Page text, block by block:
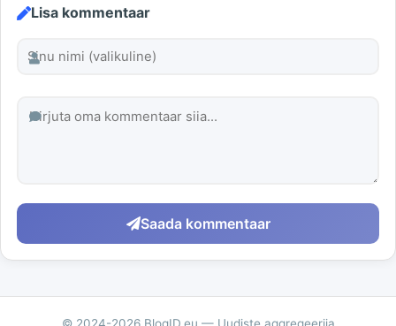
Lisa kommentaar
Saada kommentaar